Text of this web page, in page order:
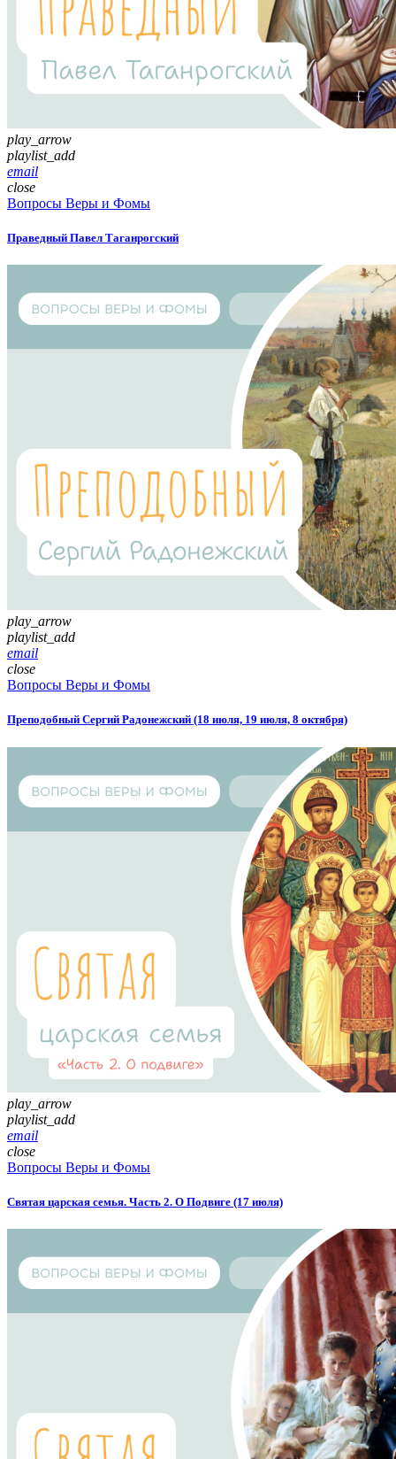
play_arrow
playlist_add
email
close
Вопросы Веры и Фомы
Праведный Павел Таганрогский
play_arrow
playlist_add
email
close
Вопросы Веры и Фомы
Преподобный Сергий Радонежский (18 июля, 19 июля, 8 октября)
play_arrow
playlist_add
email
close
Вопросы Веры и Фомы
Святая царская семья. Часть 2. О Подвиге (17 июля)